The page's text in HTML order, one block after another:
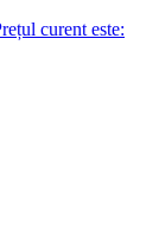
curent este: